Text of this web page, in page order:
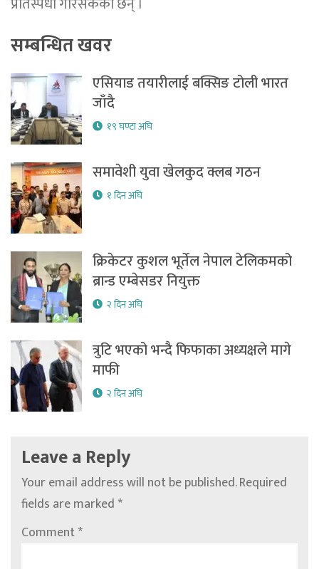
सम्बन्धित खवर
एसियाड तयारीलाई बक्सिङ टोली भारत
जाँदै
१९ घण्टा अघि
समावेशी युवा खेलकुद क्लब गठन
१ दिन अघि
क्रिकेटर कुशल भूर्तेल नेपाल टेलिकमको
ब्रान्ड एम्बेसडर नियुक्त
२ दिन अघि
त्रुटि भएको भन्दै फिफाका अध्यक्षले मागे
माफी
२ दिन अघि
Leave a Reply
Your email address will not be published.Required
fields are marked*
Comment*